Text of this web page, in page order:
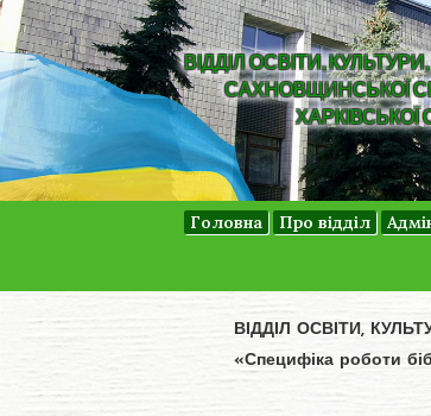
ВІДДІЛ ОСВІТИ,
САХНОВЩИНСЬКОЇ
ХАРКІВСЬКОЇ
Головна Про відділ
ВІДДІЛ ОСВІТИ,
«Специфіка роботи